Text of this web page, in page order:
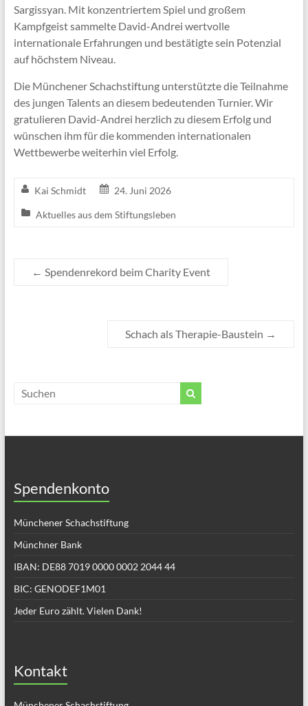
Sargissyan. Mit konzentriertem Spiel und großem
Kampfgeist sammelte David-Andrei wertvolle
internationale Erfahrungen und bestätigte sein Potenzial
auf höchstem Niveau.
Die Münchener Schachstiftung unterstützte die Teilnahme
des jungen Talents an diesem bedeutenden Turnier. Wir
gratulieren David-Andrei herzlich zu diesem Erfolg und
wünschen ihm für die kommenden internationalen
Wettbewerbe weiterhin viel Erfolg.
Kai Schmidt 24. Juni 2026
Aktuelles aus dem Stiftungsleben
← Spendenrekord beim Charity Event
Schach als Therapie-Baustein →
Spendenkonto
Münchener Schachstiftung
Münchner Bank
IBAN: DE88 7019 0000 0002 2044 44
BIC: GENODEF1M01
Jeder Euro zählt. Vielen Dank!
Kontakt